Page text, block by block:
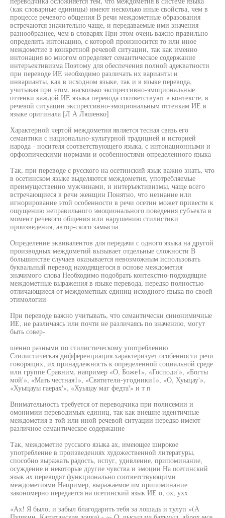
(как словарные единицы) имеют несколько иные свойства, чем в
процессе речевого общения В речи междометные образования
встречаются значительно чаще, и передаваемые ими значения
разнообразнее, чем в словарях При этом очень важно правильно
определить интонацию, с которой произносится то или иное
междометие в конкретной речевой ситуации, так как именно
интонация во многом определяет семантическое содержание
интеръективизма Поэтому для обеспечения полной адекватности
при переводе ИЕ необходимо различать их варианты и
инварианты, как в исходном языке, так и в языке перевода,
учитывая при этом, насколько экспрессивно-эмоциональные
оттенки каждой ИЕ языка перевода соответствуют в контексте, в
речевой ситуации экспрессивно-эмоциональным оттенкам ИЕ в
языке оригинала [Л А Ляшенко]
Характерной чертой междометия является тесная связь его
семантики с национально-культурной традицией и историей
народа - носителя соответствующего языка, с интонационными и
орфоэпическими нормами и особенностями определенного языка
Так, при переводе с русского на осетинский язык важно знать, что
в осетинском языке выделяются междометия, употребляемые
преимущественно мужчинами, и интеръективизмы, чаще всего
встречающиеся в речи женщин Понятно, что незнание или
игнорирование этой особенности в речи осетин может привести к
ощущению неправильного эмоционального поведения субъекта в
момент речевого общения или нарушению стилистики
произведения, автор-ского замысла
Определение эквивалентов для передачи с одного языка на другой
производных междометий вызывает отдельные сложности В
большинстве случаев оказывается невозможным использовать
буквальный перевод находящегося в основе междометия
значимого слова Необходимо подобрать контекстно-подходящие
междометные выражения в языке перевода, нередко полностью
отличающиеся от междометных единиц исходного языка по своей
этимологии
При переводе важно учитывать, что семантически синонимичные
ИЕ, не различаясь или почти не различаясь по значению, могут
быть совер-
шенно разными по стилистическому употреблению
Стилистическая дифференциация характеризует особенности речи
говорящих, их принадлежность к определенной социальной среде
или группе Сравним, например «О, Боже1», «Господи'», «Богты
мой'», «Мать честная1», «Святители-угодники1», «О, Хуыцау'»,
«Хуыцауы гаерах'», «Хуыцау маг федта'» и т п
Внимательность требуется от переводчика при полисемии и
омонимии переводимых единиц, так как внешне идентичные
междометия в той или иной речевой ситуации нередко имеют
различное семантическое содержание
Так, междометие русского языка ах, имеющее широкое
употребление в произведениях художественной литературы,
способно выражать радость, испуг, удивление, припоминание,
осуждение и некоторые другие чувства и эмоции На осетинский
язык ах переводят функционально соответствующими
междометиями Например, выражаемое им припоминание
закономерно передается на осетинский язык ИЕ о, ох, ухх
«Ах! Я было, и забыл благодарить тебя за лошадь и тулуп »(А